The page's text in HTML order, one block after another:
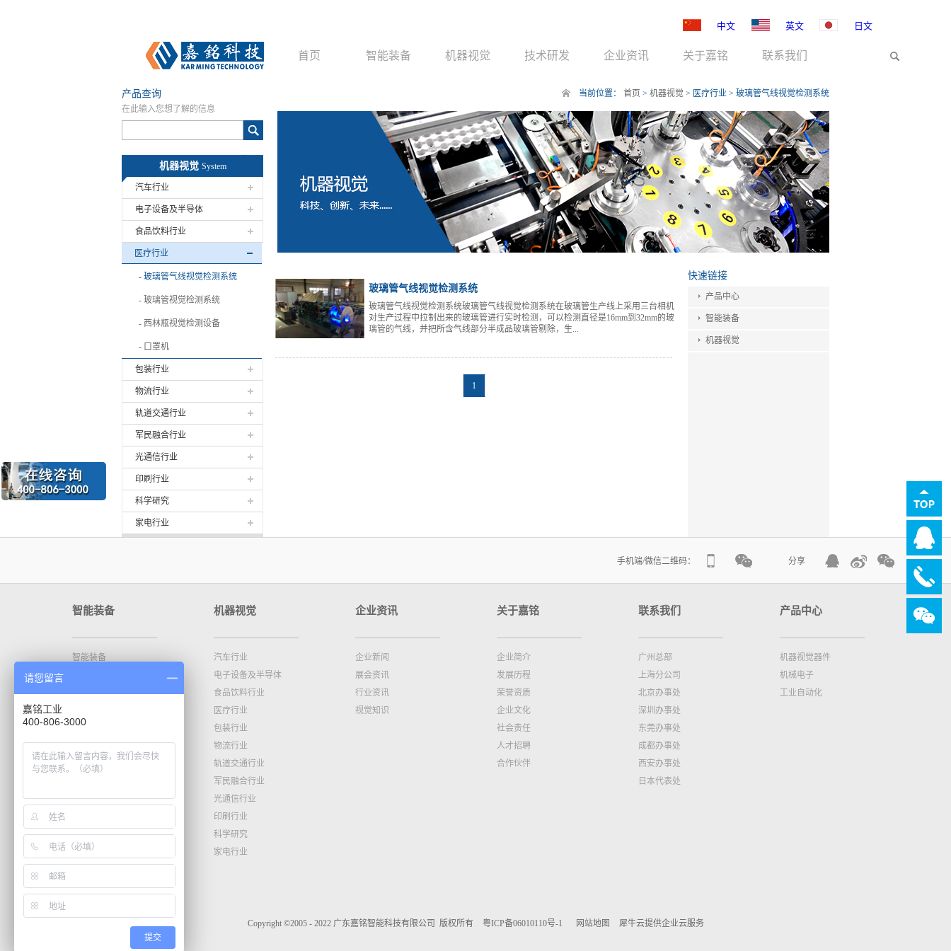
中文 英文 日文
首页 智能装备 机器视觉 技术研发 企业资讯 关于嘉铭 联系我们
产品查询
在此输入您想了解的信息
机器视觉 System
汽车行业
电子设备及半导体
食品饮料行业
医疗行业
玻璃管气线视觉检测系统
玻璃管视觉检测系统
西林瓶视觉检测设备
口罩机
包装行业
物流行业
轨道交通行业
军民融合行业
光通信行业
印刷行业
科学研究
家电行业
当前位置： 首页 > 机器视觉 > 医疗行业 > 玻璃管气线视觉检测系统
玻璃管气线视觉检测系统
玻璃管气线视觉检测系统玻璃管气线视觉检测系统在玻璃管生产线上采用三台相机
对生产过程中拉制出来的玻璃管进行实时检测，可以检测直径是16mm到32mm的玻
璃管的气线，并把所含气线部分半成品玻璃管剔除，生...
快速链接
产品中心
智能装备
机器视觉
1
手机端/微信二维码： 分享
智能装备
智能装备
机器视觉
汽车行业
电子设备及半导体
食品饮料行业
医疗行业
包装行业
物流行业
轨道交通行业
军民融合行业
光通信行业
印刷行业
科学研究
家电行业
企业资讯
企业新闻
展会资讯
行业资讯
视觉知识
关于嘉铭
企业简介
发展历程
荣誉资质
企业文化
社会责任
人才招聘
合作伙伴
联系我们
广州总部
上海分公司
北京办事处
深圳办事处
东莞办事处
成都办事处
西安办事处
日本代表处
产品中心
机器视觉器件
机械电子
工业自动化
Copyright ©2005 - 2022 广东嘉铭智能科技有限公司 版权所有 粤ICP备06010110号-1 网站地图 犀牛云提供企业云服务
请您留言
嘉铭工业
400-806-3000
提交